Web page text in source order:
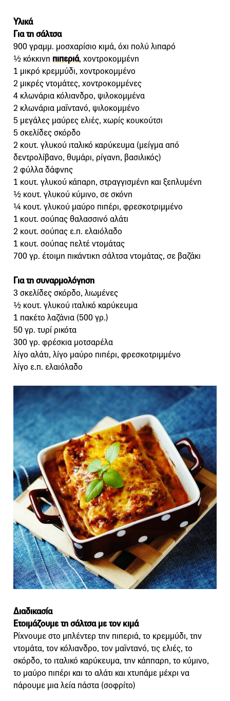
Υλικά
Για τη σάλτσα
900 γραμμ. μοσχαρίσιο κιμά, όχι πολύ λιπαρό
½ κόκκινη πιπεριά, χοντροκομμένη
1 μικρό κρεμμύδι, χοντροκομμένο
2 μικρές ντομάτες, χοντροκομμένες
4 κλωνάρια κόλιανδρο, ψιλοκομμένα
2 κλωνάρια μαϊντανό, ψιλοκομμένο
5 μεγάλες μαύρες ελιές, χωρίς κουκούτσι
5 σκελίδες σκόρδο
2 κουτ. γλυκού ιταλικό καρύκευμα (μείγμα από
δεντρολίβανο, θυμάρι, ρίγανη, βασιλικός)
2 φύλλα δάφνης
1 κουτ. γλυκού κάπαρη, στραγγισμένη και ξεπλυμένη
½ κουτ. γλυκού κύμινο, σε σκόνη
¼ κουτ. γλυκού μαύρο πιπέρι, φρεσκοτριμμένο
1 κουτ. σούπας θαλασσινό αλάτι
2 κουτ. σούπας ε.π. ελαιόλαδο
1 κουτ. σούπας πελτέ ντομάτας
700 γρ. έτοιμη πικάντικη σάλτσα ντομάτας, σε βαζάκι
Για τη συναρμολόγηση
3 σκελίδες σκόρδο, λιωμένες
½ κουτ. γλυκού ιταλικό καρύκευμα
1 πακέτο λαζάνια (500 γρ.)
50 γρ. τυρί ρικότα
300 γρ. φρέσκια μοτσαρέλα
λίγο αλάτι, λίγο μαύρο πιπέρι, φρεσκοτριμμένο
λίγο ε.π. ελαιόλαδο
Διαδικασία
Ετοιμάζουμε τη σάλτσα με τον κιμά
Ρίχνουμε στο μπλέντερ την πιπεριά, το κρεμμύδι, την
ντομάτα, τον κόλιανδρο, τον μαϊντανό, τις ελιές, το
σκόρδο, το ιταλικό καρύκευμα, την κάππαρη, το κύμινο,
το μαύρο πιπέρι και το αλάτι και χτυπάμε μέχρι να
πάρουμε μια λεία πάστα (σοφρίτο)